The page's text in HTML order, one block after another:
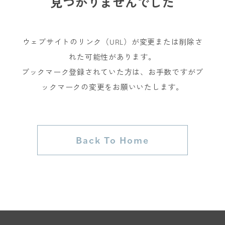
ウェブサイトのリンク（URL）が変更または削除さ
れた可能性があります。
ブックマーク登録されていた方は、お手数ですがブ
ックマークの変更をお願いいたします。
Back To Home